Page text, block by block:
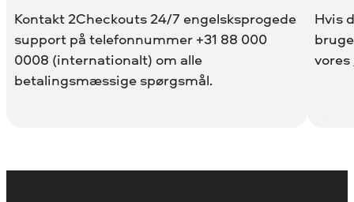
Kontakt 2Checkouts 24/7 engelsksprogede
support på telefonnummer +31 88 000
0008 (internationalt) om alle
betalingsmæssige spørgsmål.
Hvis
vores